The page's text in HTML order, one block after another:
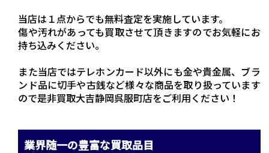
当店は１点からでも無料査定を実施しています。
傷や汚れがあっても買取させて頂きますのでお気軽にお
持ち込みください。
また当店ではテレホンカード以外にも金や貴金属、ブラ
ンド品に切手や古銭など様々な商品を取り扱っています
ので是非買取大吉静岡呉服町店をご利用ください！
業界随一の豊富な買取品目